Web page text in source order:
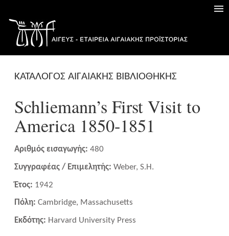
ΚΑΤΑΛΟΓΟΣ ΑΙΓΑΙΑΚΗΣ ΒΙΒΛΙΟΘΗΚΗΣ
Schliemann’s First Visit to
America 1850-1851
Αριθμός εισαγωγής: 480
Συγγραφέας / Επιμελητής: Weber, S.H.
Έτος: 1942
Πόλη: Cambridge, Massachusetts
Εκδότης: Harvard University Press